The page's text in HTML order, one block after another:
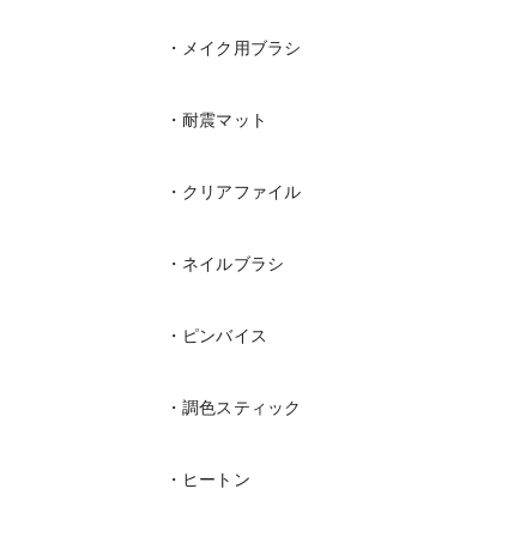
・メイク用ブラシ
・耐震マット
・クリアファイル
・ネイルブラシ
・ピンバイス
・調色スティック
・ヒートン